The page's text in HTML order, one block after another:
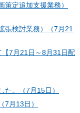
策定追加支援業務）
張検討業務）（7月21
7月21日～8月31日配
。（7月15日）
7月13日）